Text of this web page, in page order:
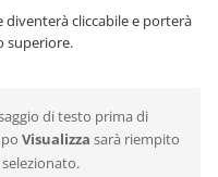
diventerà cliccabile e porterà
superiore.
di testo prima di
Visualizza sarà riempito